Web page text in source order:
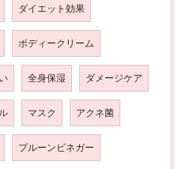
ダイエット効果
ボディークリーム
全身保湿 ダメージケア
マスク アクネ菌
プルーンビネガー